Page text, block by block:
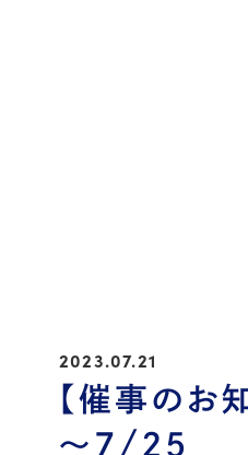
2023.07.21
【催事の
～7/25